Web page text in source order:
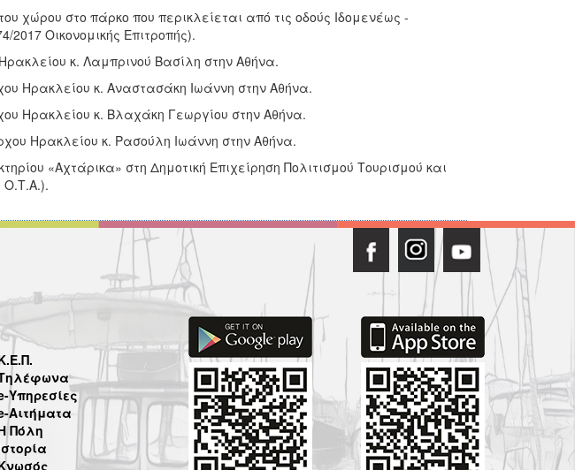
χώρου στο πάρκο που περικλείεται από τις οδούς Ιδομενέως -
Οικονομικής Επιτροπής).
κ. Λαμπρινού Βασίλη στην Αθήνα.
Ηρακλείου κ. Αναστασάκη Ιωάννη στην Αθήνα.
Ηρακλείου κ. Βλαχάκη Γεωργίου στην Αθήνα.
Ηρακλείου κ. Ρασούλη Ιωάννη στην Αθήνα.
«Αχτάρικα» στη Δημοτική Επιχείρηση Πολιτισμού Τουρισμού και
Ο.Τ.Α.).
Υπηρεσίες
Αιτήματα
Πόλη